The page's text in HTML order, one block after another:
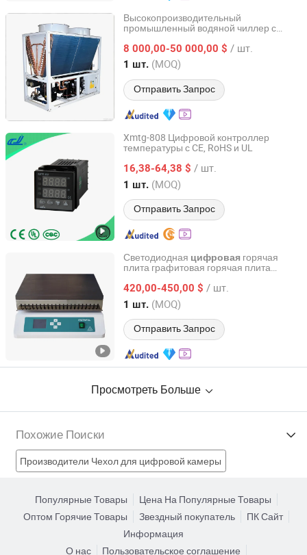
Высокопроизводительный
промышленный водяной чиллер с
контролем температуры
8 000,00-50 000,00 $ / шт.
1 шт. (MOQ)
Отправить Запрос
Dongguan Yueming Electromechanical Engineering Co.,
Guangdong, China с 2026
Xmtg-808 Цифровой контроллер
температуры с CE, RoHS и UL
16,38-64,38 $ / шт.
1 шт. (MOQ)
Отправить Запрос
Yuyao Gongyi Meter Co., Ltd.
Zhejiang, China с 2006
Светодиодная цифровая горячая
плита графитовая горячая плита
420,00-450,00 $ / шт.
1 шт. (MOQ)
Отправить Запрос
Faithful lnstrument (Hebei) Co., Ltd.
Hebei, China с 2011
Просмотреть Больше
Похожие Поиски
Производители Чехол для цифровой камеры
Производители ПИД контроллер температуры
Популярные Товары
Цена На Популярные Товары
Оптом Горячие Товары
Звездный покупатель
ПК Сайт
Информация
О нас
Пользовательское соглашение